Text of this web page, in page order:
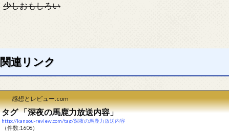
少しおもしろい
関連リンク
感想とレビュー.com
タグ 「深夜の馬鹿力放送内容」
http://kansou-review.com/tag/深夜の馬鹿力放送内容
（件数:1606）